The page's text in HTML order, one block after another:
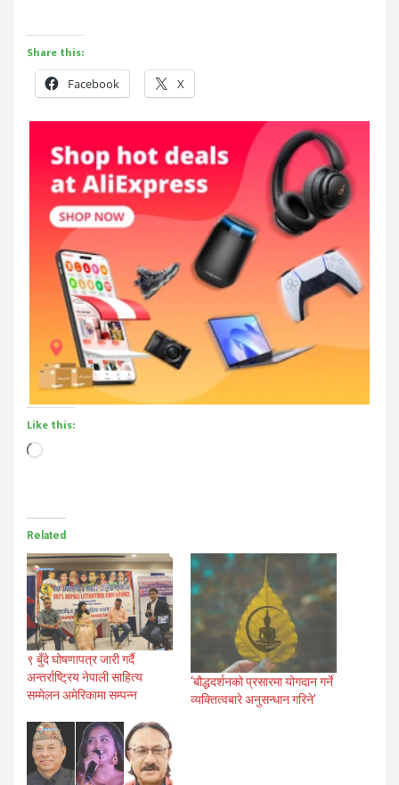
Share this:
Facebook X
Like this:
Loading…
Related
९ बुँदे घोषणापत्र जारी गर्दै
अन्तर्राष्ट्रिय नेपाली साहित्य
सम्मेलन अमेरिकामा सम्पन्न
‘बौद्धदर्शनको प्रसारमा योगदान गर्ने
व्यक्तित्वबारे अनुसन्धान गरिने’